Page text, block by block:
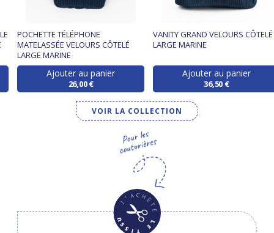
POCHETTE TÉLÉPHONE
MATELASSÉE VELOURS CÔTELÉ
LARGE MARINE
Ajouter au panier
26,00 €
VANITY GRAND VELOURS CÔTELÉ
LARGE MARINE
Ajouter au panier
36,50 €
VOIR LA COLLECTION